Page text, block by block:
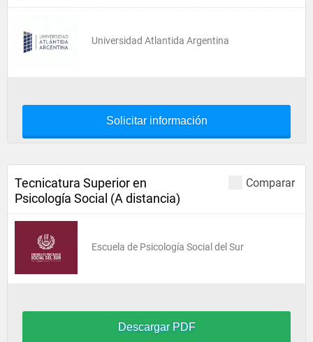
Universidad Atlantida Argentina
Solicitar información
Comparar
Tecnicatura Superior en
Psicología Social (A distancia)
Escuela de Psicología Social del Sur
Descargar PDF